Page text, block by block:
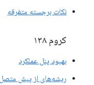
نکات برجسته متفرقه
کروم ۱۳۸
بهبود پنل عملکرد
ریشه‌های از پیش